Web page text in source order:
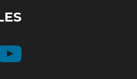
YouTube